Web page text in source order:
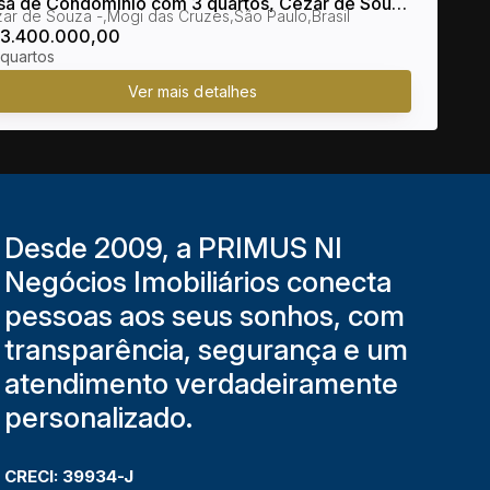
das Cruzes
de Souza ,Mogi das Cruzes,São Paulo,Brasil
Desde 2009, a PRIMUS NI
Negócios Imobiliários conecta
pessoas aos seus sonhos, com
transparência, segurança e um
atendimento verdadeiramente
personalizado.
CRECI: 39934-J